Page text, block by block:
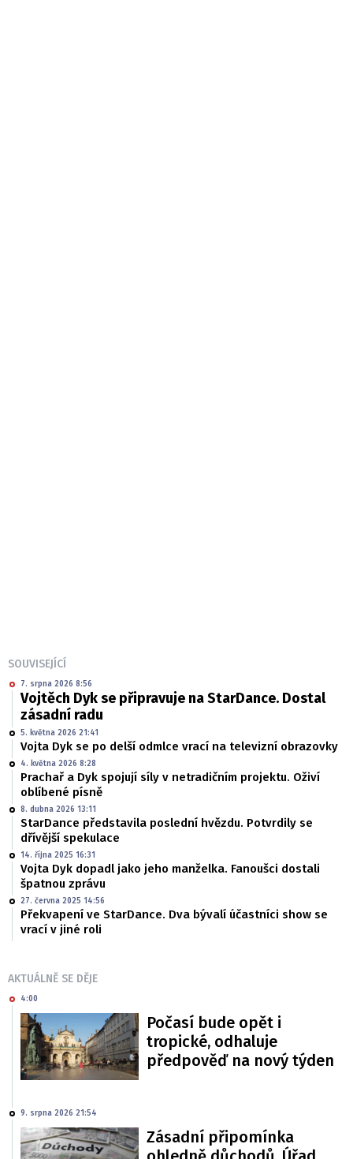
SOUVISEJÍCÍ
7. srpna 2026 8:56
Vojtěch Dyk se připravuje na StarDance. Dostal
zásadní radu
5. května 2026 21:41
Vojta Dyk se po delší odmlce vrací na televizní obrazovky
4. května 2026 8:28
Prachař a Dyk spojují síly v netradičním projektu. Oživí
oblíbené písně
8. dubna 2026 13:11
StarDance představila poslední hvězdu. Potvrdily se
dřívější spekulace
14. října 2025 16:31
Vojta Dyk dopadl jako jeho manželka. Fanoušci dostali
špatnou zprávu
27. června 2025 14:56
Překvapení ve StarDance. Dva bývalí účastníci show se
vrací v jiné roli
AKTUÁLNĚ SE DĚJE
4:00
Počasí bude opět i
tropické, odhaluje
předpověď na nový týden
9. srpna 2026 21:54
Zásadní připomínka